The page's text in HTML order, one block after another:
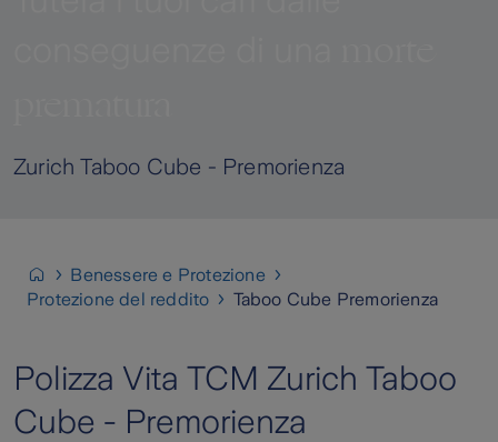
Zurich Taboo Cube - Premorienza
Benessere e Protezione
Protezione del reddito
Taboo Cube Premorienza
Polizza Vita TCM Zurich Taboo
Cube - Premorienza